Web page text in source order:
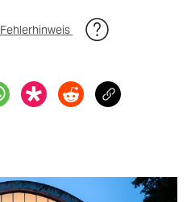
Fehlerhinweis